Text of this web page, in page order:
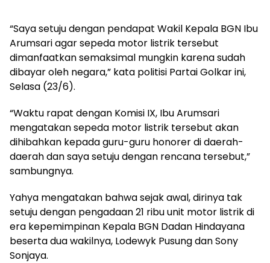
“Saya setuju dengan pendapat Wakil Kepala BGN Ibu
Arumsari agar sepeda motor listrik tersebut
dimanfaatkan semaksimal mungkin karena sudah
dibayar oleh negara,” kata politisi Partai Golkar ini,
Selasa (23/6).
“Waktu rapat dengan Komisi IX, Ibu Arumsari
mengatakan sepeda motor listrik tersebut akan
dihibahkan kepada guru-guru honorer di daerah-
daerah dan saya setuju dengan rencana tersebut,”
sambungnya.
Yahya mengatakan bahwa sejak awal, dirinya tak
setuju dengan pengadaan 21 ribu unit motor listrik di
era kepemimpinan Kepala BGN Dadan Hindayana
beserta dua wakilnya, Lodewyk Pusung dan Sony
Sonjaya.